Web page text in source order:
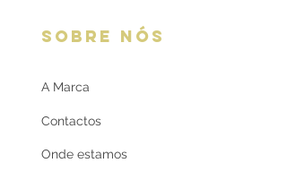
SOBRE NÓS
A Marca
Contactos
Onde estamos